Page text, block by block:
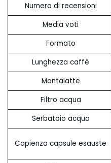
Numero di recensioni
Media voti
Formato
Lunghezza caffè
Montalatte
Filtro acqua
Serbatoio acqua
Capienza capsule esauste